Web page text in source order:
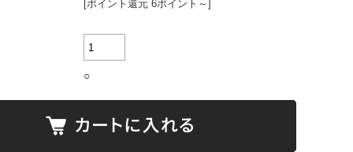
[ポイント還元 6ポイント～]
○